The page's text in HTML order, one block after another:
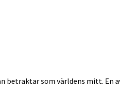
betraktar som världens mitt. En